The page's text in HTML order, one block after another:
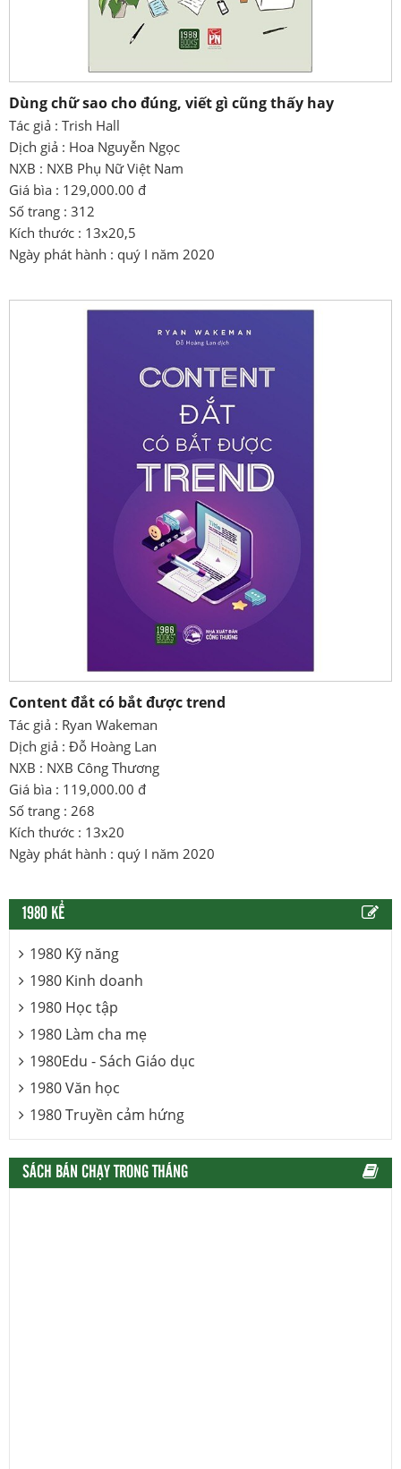
Dùng chữ sao cho đúng, viết gì cũng thấy hay
Tác giả : Trish Hall
Dịch giả : Hoa Nguyễn Ngọc
NXB : NXB Phụ Nữ Việt Nam
Giá bìa : 129,000.00 đ
Số trang : 312
Kích thước : 13x20,5
Ngày phát hành : quý I năm 2020
Content đắt có bắt được trend
Tác giả : Ryan Wakeman
Dịch giả : Đỗ Hoàng Lan
NXB : NXB Công Thương
Giá bìa : 119,000.00 đ
Số trang : 268
Kích thước : 13x20
Ngày phát hành : quý I năm 2020
1980 KỂ
1980 Kỹ năng
1980 Kinh doanh
1980 Học tập
1980 Làm cha mẹ
1980Edu - Sách Giáo dục
1980 Văn học
1980 Truyền cảm hứng
SÁCH BÁN CHẠY TRONG THÁNG